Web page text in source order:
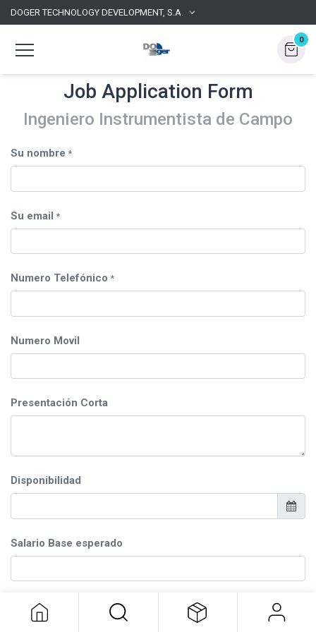
DOGER TECHNOLOGY DEVELOPMENT, S.A.
0
Job Application Form
Ingeniero Instrumentista de Campo
Su nombre *
Su email *
Numero Telefónico *
Numero Movil
Presentación Corta
Disponibilidad
Salario Base esperado
Resumen (CV)